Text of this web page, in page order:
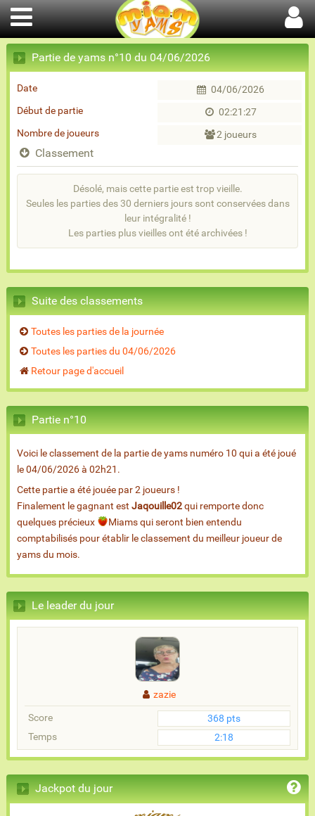
Partie de yams n°10 du 04/06/2026
Date
04/06/2026
Début de partie
02:21:27
Nombre de joueurs
2 joueurs
Classement
Désolé, mais cette partie est trop vieille.
Seules les parties des 30 derniers jours sont conservées dans
leur intégralité !
Les parties plus vieilles ont été archivées !
Suite des classements
Toutes les parties de la journée
Toutes les parties du 04/06/2026
Retour page d'accueil
Partie n°10
Voici le classement de la partie de yams numéro 10 qui a été joué
le 04/06/2026 à 02h21.
Cette partie a été jouée par 2 joueurs !
Finalement le gagnant est Jaqouille02qui remporte donc
quelques précieux
Miams qui seront bien entendu
comptabilisés pour établir le classement du meilleur joueur de
yams du mois.
Le leader du jour
zazie
Score
368 pts
Temps
2:18
Jackpot du jour